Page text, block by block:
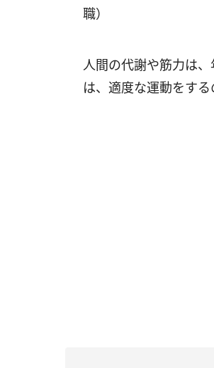
職）
人間の代謝や筋力は
は、適度な運動をする